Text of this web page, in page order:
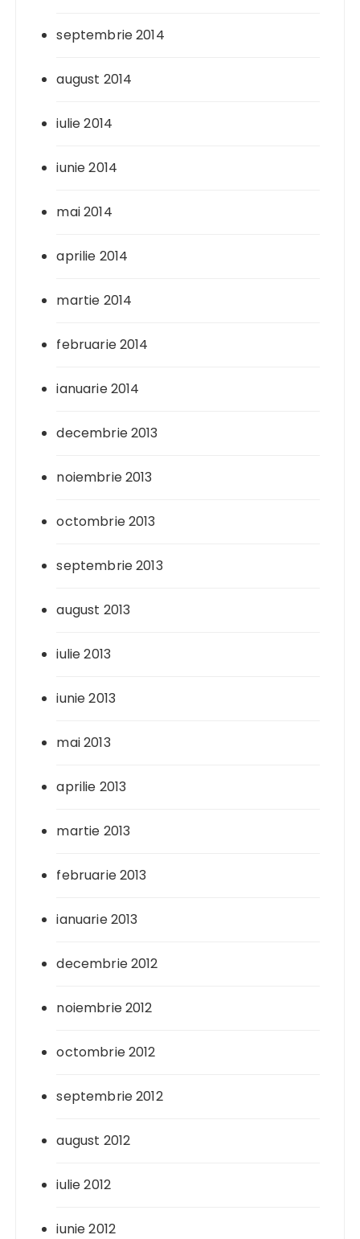
septembrie 2014
august 2014
iulie 2014
iunie 2014
mai 2014
aprilie 2014
martie 2014
februarie 2014
ianuarie 2014
decembrie 2013
noiembrie 2013
octombrie 2013
septembrie 2013
august 2013
iulie 2013
iunie 2013
mai 2013
aprilie 2013
martie 2013
februarie 2013
ianuarie 2013
decembrie 2012
noiembrie 2012
octombrie 2012
septembrie 2012
august 2012
iulie 2012
iunie 2012